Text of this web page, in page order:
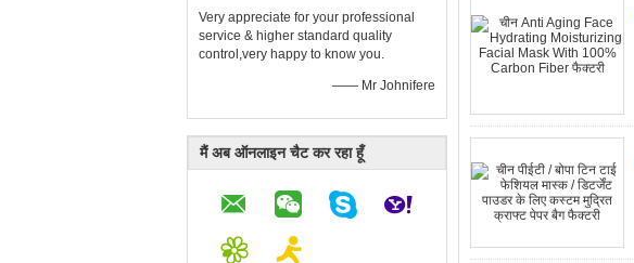
Very appreciate for your professional
service & higher standard quality
control,very happy to know you.
—— Mr Johnifere
मैं अब ऑनलाइन चैट कर रहा हूँ